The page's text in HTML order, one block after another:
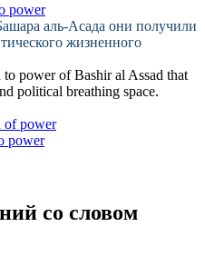
power
аль-Асада они получили
жизненного
to powerof Bashir al Assad that
political breathing space.
of power
power
со словом